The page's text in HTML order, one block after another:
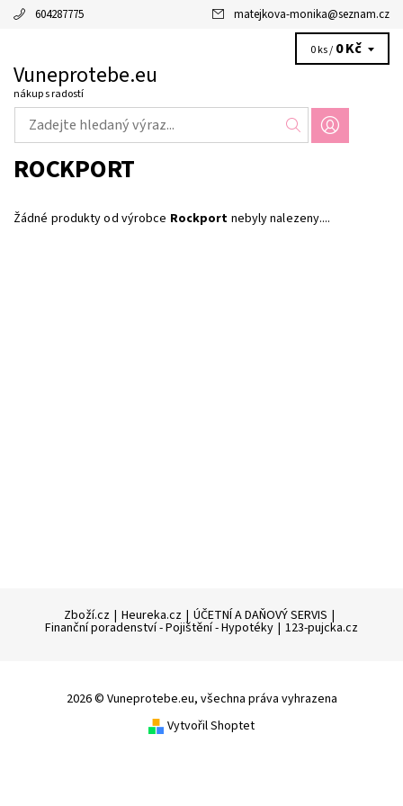
604287775 matejkova-monika@seznam.cz
Vuneprotebe.eu
nákup s radostí
0 ks / 0 Kč
ROCKPORT
Žádné produkty od výrobce Rockport nebyly nalezeny....
Zboží.cz | Heureka.cz | ÚČETNÍ A DAŇOVÝ SERVIS |
Finanční poradenství - Pojištění - Hypotéky | 123-pujcka.cz
2026 © Vuneprotebe.eu, všechna práva vyhrazena
Vytvořil Shoptet